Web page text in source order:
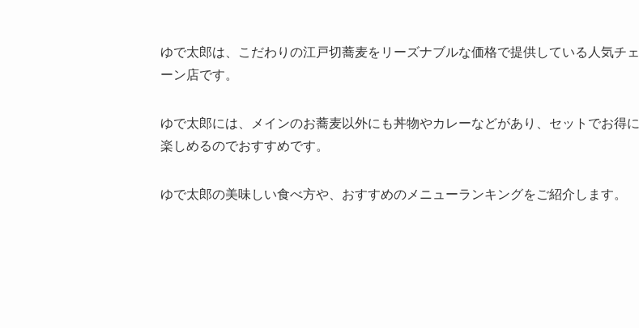
ゆで太郎は、こだわりの江戸切蕎麦をリーズナブルな価格で提供している人気チェ
ーン店です。
ゆで太郎には、メインのお蕎麦以外にも丼物やカレーなどがあり、セットでお得に
楽しめるのでおすすめです。
ゆで太郎の美味しい食べ方や、おすすめのメニューランキングをご紹介します。